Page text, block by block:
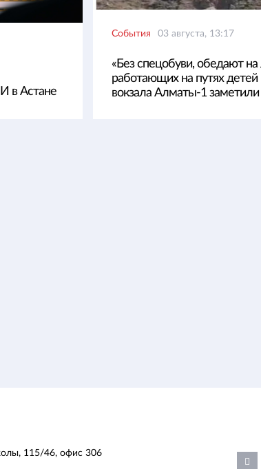
в Астане
События 03 августа, 13:17
«Без спецобуви, обедают на
работающих на путях детей
вокзала Алматы-1 заметили
115/46, офис 306